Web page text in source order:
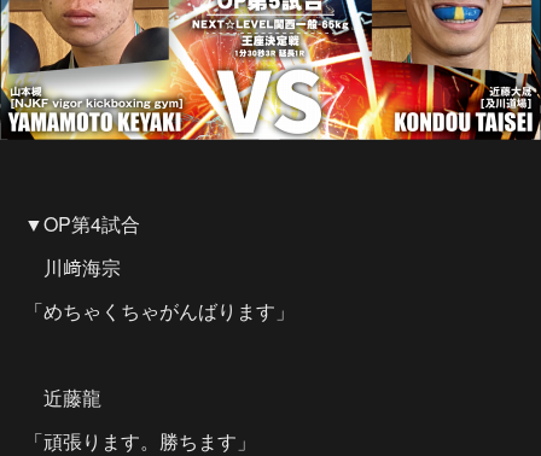
▼OP第4試合
川﨑海宗
「めちゃくちゃがんばります」
近藤龍
「頑張ります。勝ちます」